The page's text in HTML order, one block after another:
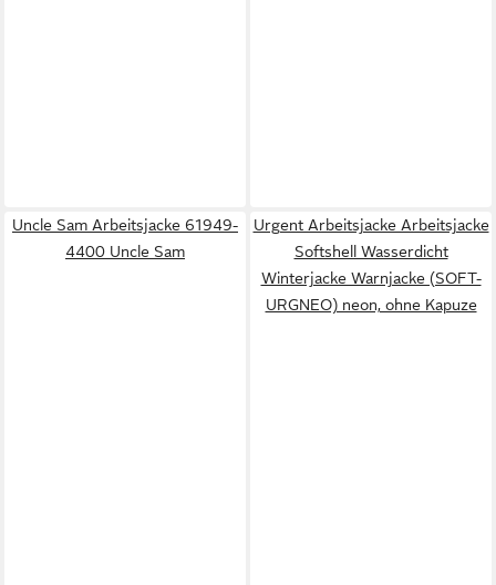
Uncle Sam Arbeitsjacke 61949-
4400 Uncle Sam
Urgent Arbeitsjacke Arbeitsjacke
Softshell Wasserdicht
Winterjacke Warnjacke (SOFT-
URGNEO) neon, ohne Kapuze